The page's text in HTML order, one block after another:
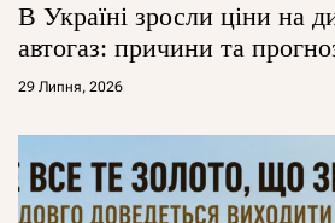
В Україні зросли ціни на
автогаз: причини та
29 Липня, 2026